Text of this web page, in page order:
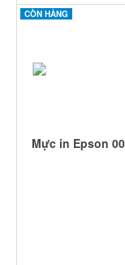
CÒN HÀNG
Mực in Epson